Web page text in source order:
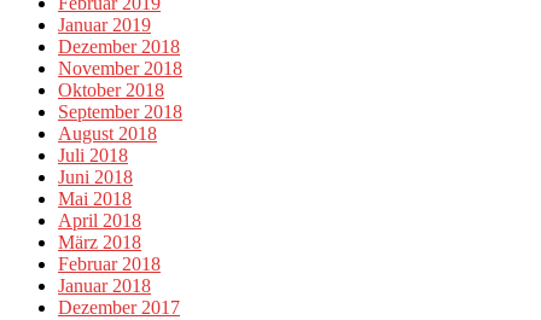
Januar 2019
Dezember 2018
November 2018
Oktober 2018
September 2018
August 2018
Juli 2018
Juni 2018
Mai 2018
April 2018
März 2018
Februar 2018
Januar 2018
Dezember 2017